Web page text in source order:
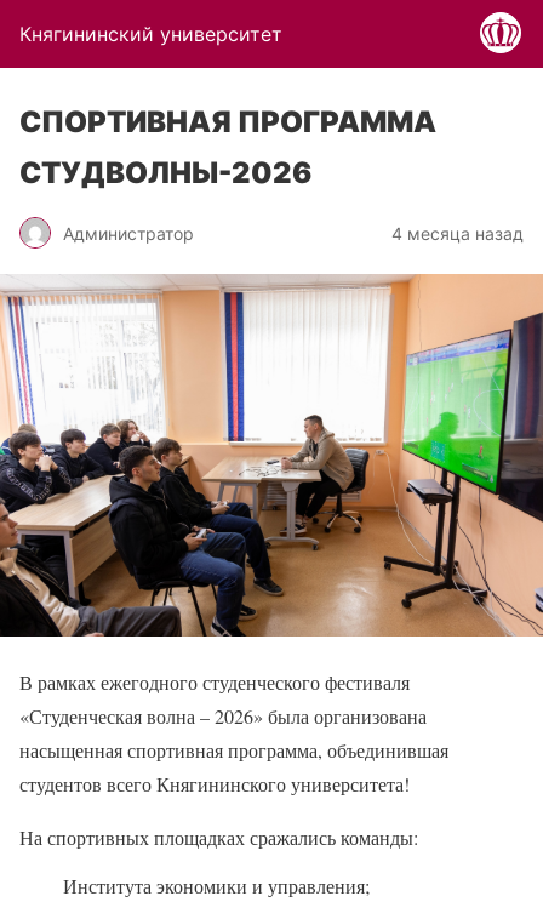
Княгининский университет
СПОРТИВНАЯ ПРОГРАММА
СТУДВОЛНЫ-2026
Администратор 4 месяца назад
В рамках ежегодного студенческого фестиваля
«Студенческая волна – 2026» была организована
насыщенная спортивная программа, объединившая
студентов всего Княгининского университета!
На спортивных площадках сражались команды:
Института экономики и управления;